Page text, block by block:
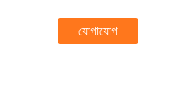
যোগাযোগ